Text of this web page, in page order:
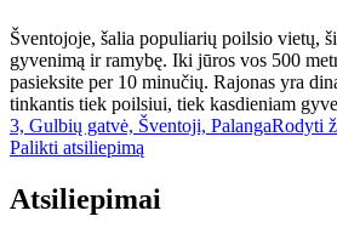
Šventojoje, šalia populiarių poilsio vietų,
gyvenimą ir ramybę. Iki jūros vos 500
pasieksite per 10 minučių. Rajonas yra
tinkantis tiek poilsiui, tiek kasdieniam
3, Gulbių gatvė, Šventoji, PalangaRodyti
Palikti atsiliepimą
Atsiliepimai